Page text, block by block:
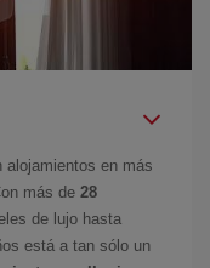
en más
más de 28
de lujo hasta
está a tan sólo un